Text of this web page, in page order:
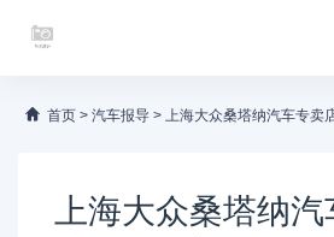
首页 > 汽车报导 > 上海大众桑塔纳汽车专卖
上海大众桑塔纳汽